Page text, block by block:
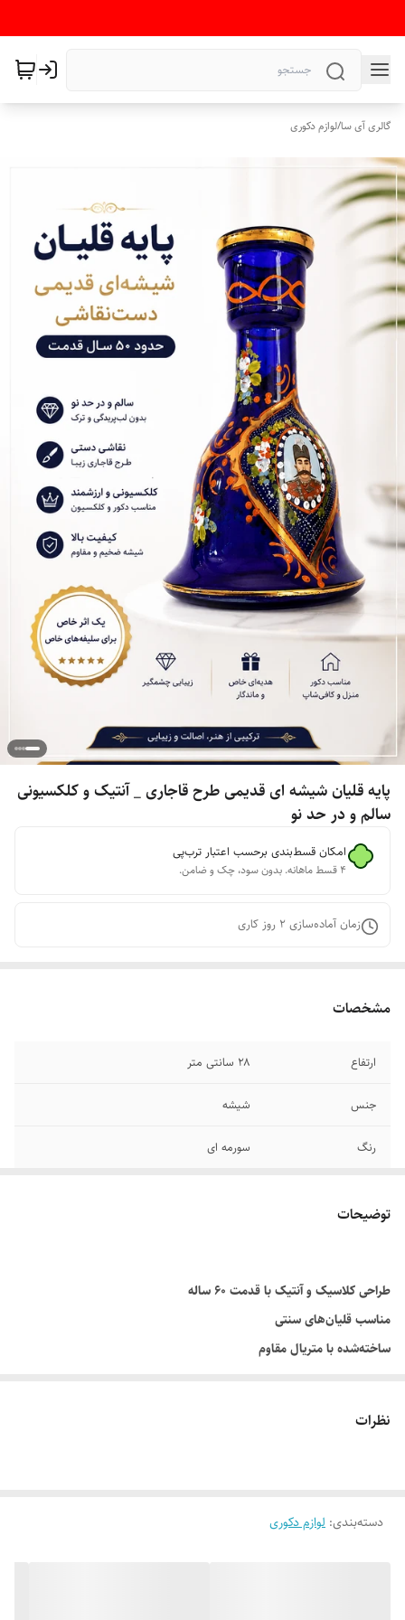
گالری آی سا/لوازم دکوری
پایه قلیان شیشه ای قدیمی طرح قاجاری _ آنتیک و کلکسیونی
سالم و در حد نو
امکان قسط‌بندی برحسب اعتبار ترب‌پی
۴ قسط ماهانه. بدون سود، چک و ضامن.
زمان آماده‌سازی 2 روز کاری
مشخصات
ارتفاع ۲۸ سانتی متر
جنس شیشه
رنگ سورمه ای
توضیحات
طراحی کلاسیک و آنتیک با قدمت ۶۰ ساله
مناسب قلیان‌های سنتی
ساخته‌شده با متریال مقاوم
نظرات
دسته‌بندی: لوازم دکوری